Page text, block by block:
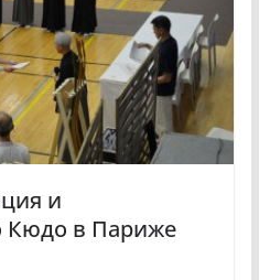
и
Кюдо в Париже